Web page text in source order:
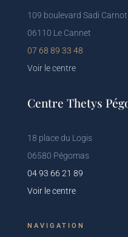
109 boulevard Sadi Carnot
06110 Le Cannet
07 68 89 33 48
Voir le centre
Centre Thetys
18 place du Logis
06580 Pégomas
04 93 66 21 89
Voir le centre
NAVIGATION